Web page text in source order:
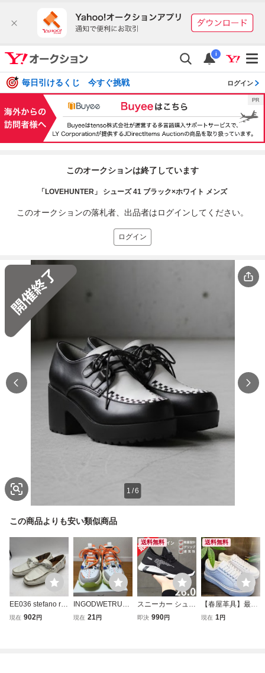
i
毎日引けるくじ 今すぐ挑戦 ログイン
このオークションは終了しています
「LOVEHUNTER」 シューズ 41 ブラック×ホワイト メンズ
このオークションの落札者、出品者はログインしてください。
ログイン
1 /6
この商品よりも安い類似商品
EE036 stefano ros
si ステファノロッ
現在 902円
INGODWETRUST
サイズ41 ダッ
現在 21円
送料無料
スニーカー シュー
ズ メンズ 軽量 多
即決 990円
送料無料
【春屋革具】最高
級ヒマラヤホワイ
現在 1円